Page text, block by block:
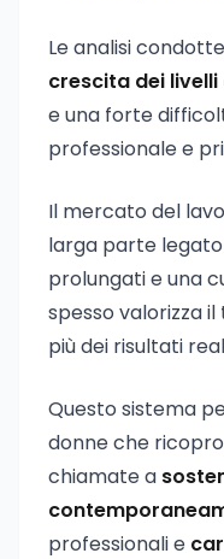
Le analisi
crescita dei
e una forte
professionale e
Il mercato del
larga parte
prolungati e una
spesso valorizza
più dei risultati
Questo sistema
donne che
chiamate a
professionali e